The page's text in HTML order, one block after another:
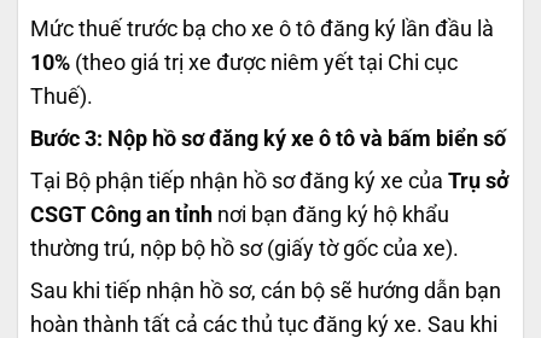
Mức thuế trước bạ cho xe ô tô đăng ký lần đầu là
10% (theo giá trị xe được niêm yết tại Chi cục
Thuế).
Bước 3: Nộp hồ sơ đăng ký xe ô tô và bấm biển số
Tại Bộ phận tiếp nhận hồ sơ đăng ký xe của Trụ sở
CSGT Công an tỉnh nơi bạn đăng ký hộ khẩu
thường trú, nộp bộ hồ sơ (giấy tờ gốc của xe).
Sau khi tiếp nhận hồ sơ, cán bộ sẽ hướng dẫn bạn
hoàn thành tất cả các thủ tục đăng ký xe. Sau khi